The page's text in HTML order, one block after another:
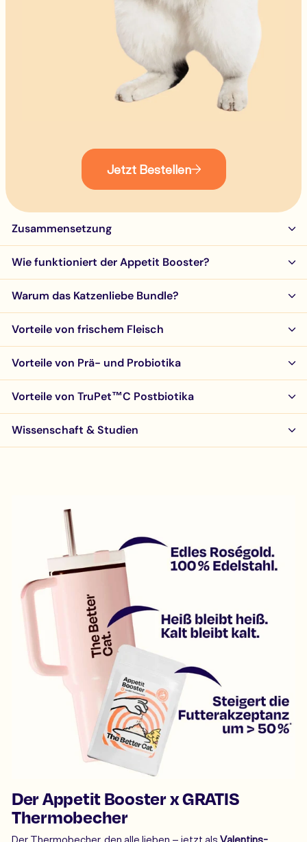
Jetzt Bestellen
Zusammensetzung
Wie funktioniert der Appetit Booster?
Warum das Katzenliebe Bundle?
Vorteile von frischem Fleisch
Vorteile von Prä- und Probiotika
Vorteile von TruPet™C Postbiotika
Wissenschaft & Studien
Der Appetit Booster x GRATIS
Thermobecher
Der Thermobecher, den alle lieben – jetzt als Valentins-